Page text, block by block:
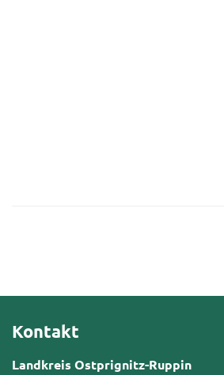
Kontakt
Landkreis Ostprignitz-Ruppin